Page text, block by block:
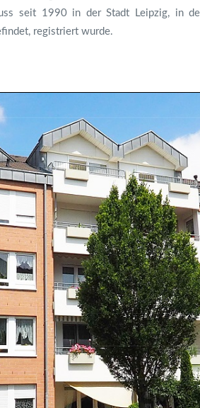
seit 1990 in der Stadt Leipzig, in
registriert wurde.